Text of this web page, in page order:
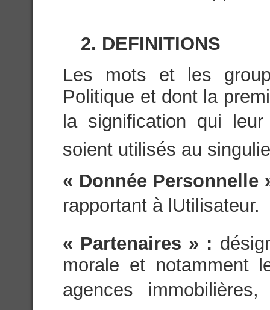
2. DEFINITIONS
Les mots et les
Politique et dont la
la signification qui
soient utilisés au
« Donnée Personnelle
rapportant à lUtilisateur.
« Partenaires » :
morale et notamment
agences